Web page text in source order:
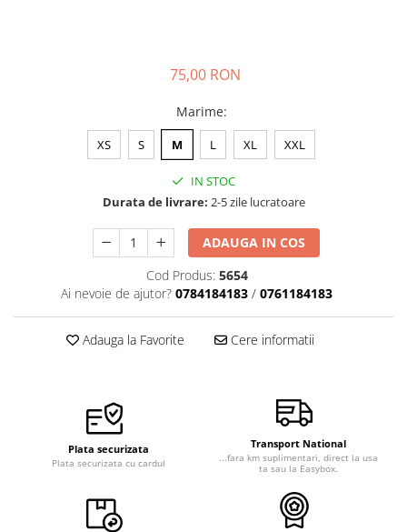
Halate medicale polar - unisex
Sorturi restaurante
Tricouri de lucru
Saboti medicali
ACCESORII
Noutati
75,00 RON
Marime:
XS S M L XL XXL
IN STOC
Durata de livrare: 2-5 zile lucratoare
ADAUGA IN COS
Cod Produs: 5654
Ai nevoie de ajutor? 0784184183 / 0761184183
Adauga la Favorite Cere informatii
Plata securizata
Plata securizata cu cardul
Transport National
...fara km suplimentari, direct la usa
ta sau la Easybox.